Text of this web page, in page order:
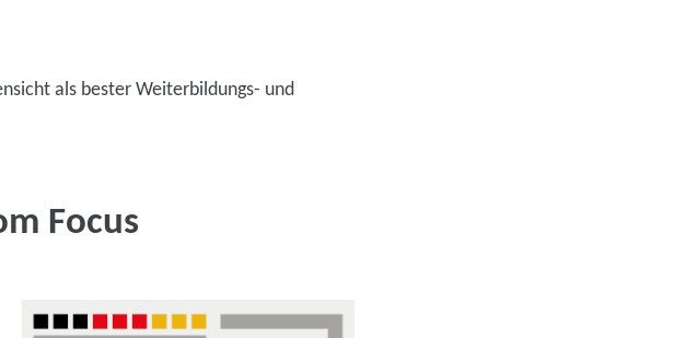
als bester Weiterbildungs- und
Focus